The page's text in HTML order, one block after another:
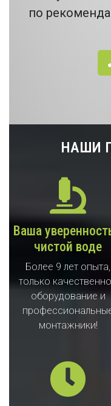
по
НАШИ
Ваша
чистой воде
Более 9 лет опыта,
только
оборудование и
монтажники!